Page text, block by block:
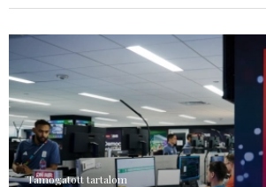
Támogatott tartalom